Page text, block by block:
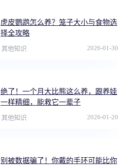
虎皮鹦鹉怎么养？笼子大小与食物选
择全攻略
其他知识 2026-01-30
绝了！一个月大比熊这么养，跟养娃
一样精细，能救它一辈子
其他知识 2026-01-20
别被数据骗了！你戴的手环可能比你